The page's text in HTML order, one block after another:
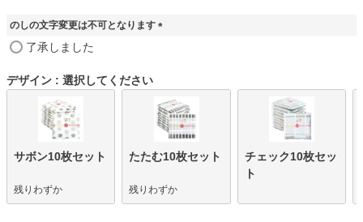
のしの文字変更は不可となります
)
了承しました
デザイン 選択してください
サボン10枚セット
残りわずか
たたむ10枚セット
残りわずか
チェック10枚セッ
ト